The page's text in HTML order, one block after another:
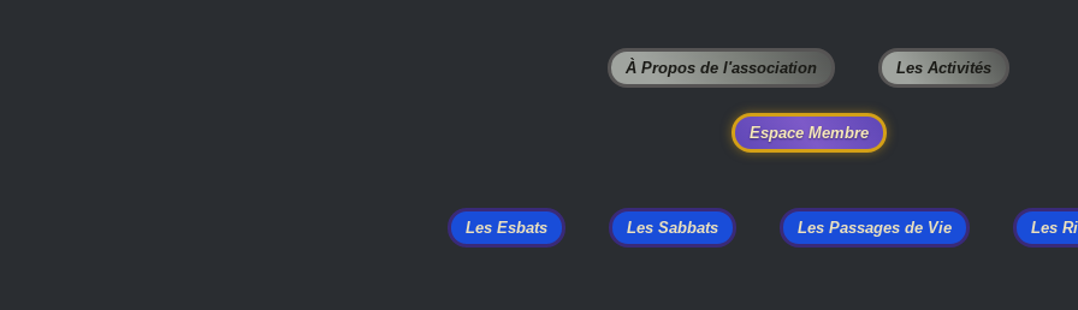
À Propos de l'association Les Activités
Espace Membre
Les Esbats Les Sabbats Les Passages de Vie Les